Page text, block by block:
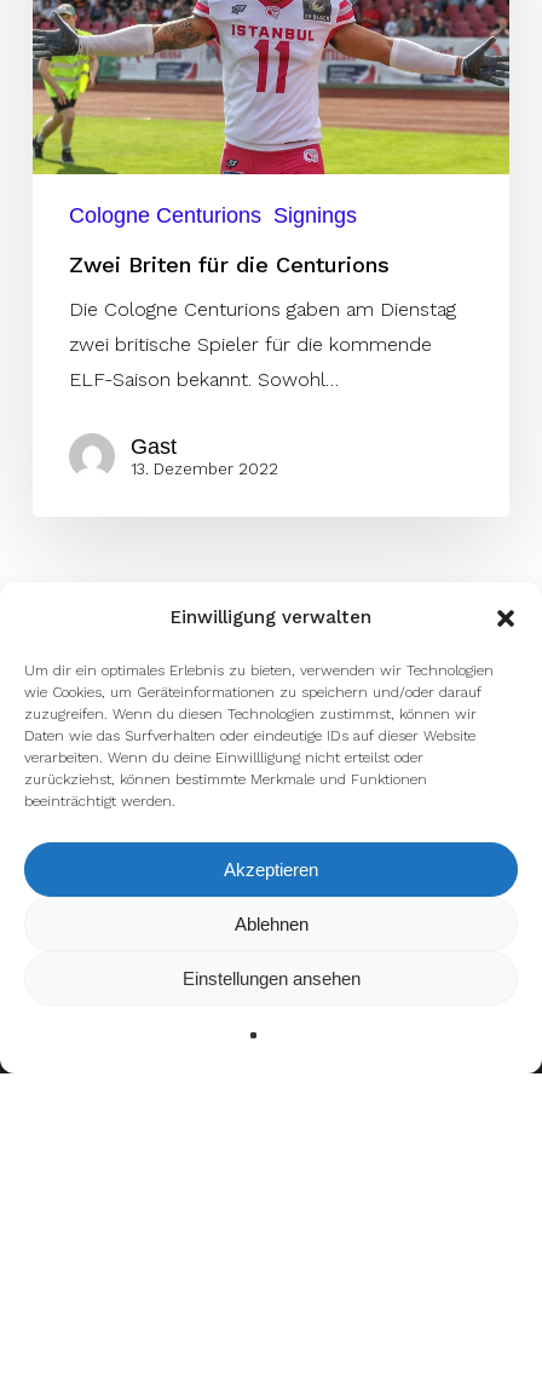
Einwilligung verwalten
Um dir ein optimales Erlebnis zu bieten, verwenden wir Technologien
wie Cookies, um Geräteinformationen zu speichern und/oder darauf
zuzugreifen. Wenn du diesen Technologien zustimmst, können wir
Daten wie das Surfverhalten oder eindeutige IDs auf dieser Website
verarbeiten. Wenn du deine Einwillligung nicht erteilst oder
zurückziehst, können bestimmte Merkmale und Funktionen
beeinträchtigt werden.
Akzeptieren
Ablehnen
Einstellungen ansehen
Centurions
Cologne Centurions Signings
Zwei Briten für die Centurions
Die Cologne Centurions gaben am Dienstag
zwei britische Spieler für die kommende
ELF-Saison bekannt. Sowohl…
Gast
13. Dezember 2022
Wir verwenden Cookies, um dir die bestmögliche Erfahrung auf
kannst du erfahren, welche Cookies wir
verwenden oder sie ausschalten.